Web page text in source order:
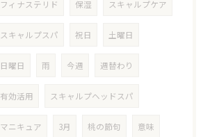
フィナステリド 保湿 スキャルプケア
スキャルプスパ 祝日 土曜日
日曜日 雨 今週 週替わり
有効活用 スキャルプヘッドスパ
マニキュア 3月 桃の節句 意味